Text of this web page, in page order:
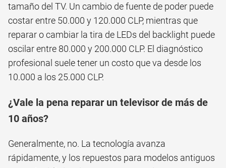
tamaño del TV. Un cambio de fuente de poder puede
costar entre 50.000 y 120.000 CLP, mientras que
reparar o cambiar la tira de LEDs del backlight puede
oscilar entre 80.000 y 200.000 CLP. El diagnóstico
profesional suele tener un costo que va desde los
10.000 a los 25.000 CLP.
¿Vale la pena reparar un televisor de más de
10 años?
Generalmente, no. La tecnología avanza
rápidamente, y los repuestos para modelos antiguos